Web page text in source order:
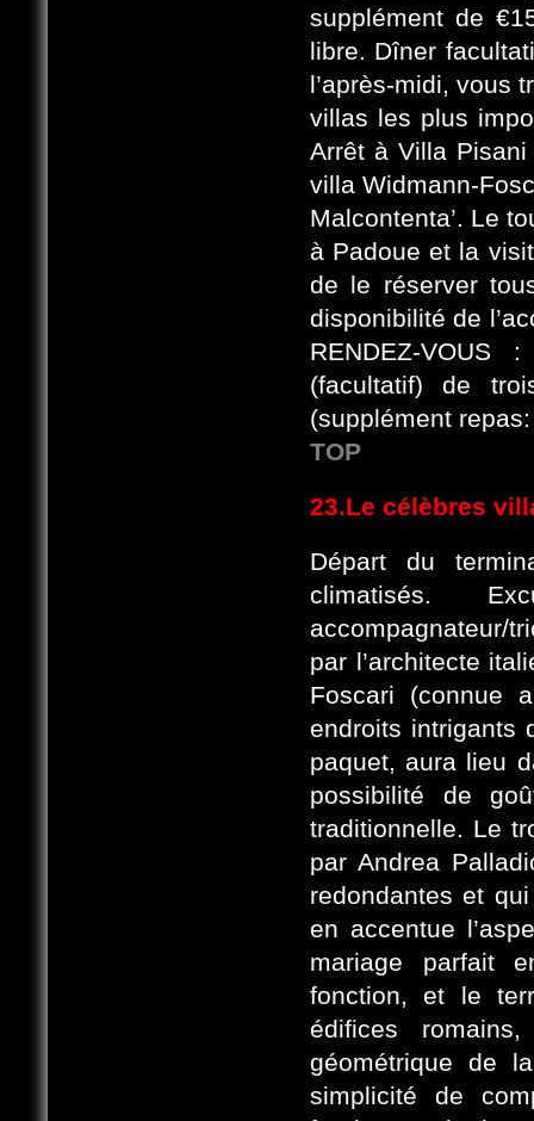
supplément de
libre. Dîner
l’après-midi, vous
villas les plus
Arrêt à Villa
villa Widmann-
Malcontenta’. Le
à Padoue et la
de le réserver
disponibilité de
RENDEZ-VOUS
(facultatif) de
(supplément
TOP
23.Le célèbres
Départ du
climatisés.
accompagnateur/
par l’architecte
Foscari (connue
endroits intrigants
paquet, aura lieu
possibilité de
traditionnelle. Le
par Andrea
redondantes et
en accentue
mariage parfait
fonction, et le
édifices
géométrique de
simplicité de